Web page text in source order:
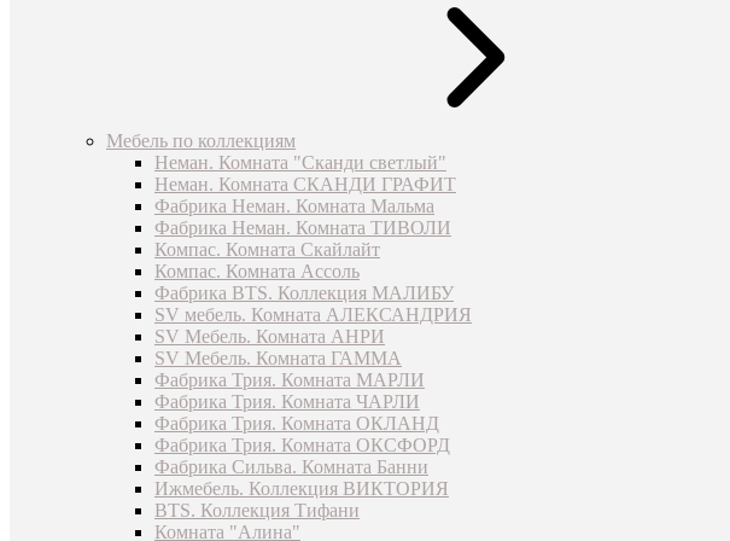
Мебель по коллекциям
Неман. Комната "Сканди светлый"
Неман. Комната СКАНДИ ГРАФИТ
Фабрика Неман. Комната Мальма
Фабрика Неман. Комната ТИВОЛИ
Компас. Комната Скайлайт
Компас. Комната Ассоль
Фабрика BTS. Коллекция МАЛИБУ
SV мебель. Комната АЛЕКСАНДРИЯ
SV Мебель. Комната АНРИ
SV Мебель. Комната ГАММА
Фабрика Трия. Комната МАРЛИ
Фабрика Трия. Комната ЧАРЛИ
Фабрика Трия. Комната ОКЛАНД
Фабрика Трия. Комната ОКСФОРД
Фабрика Сильва. Комната Банни
Ижмебель. Коллекция ВИКТОРИЯ
BTS. Коллекция Тифани
Комната "Алина"